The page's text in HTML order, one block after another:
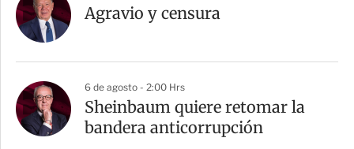
Agravio y censura
6 de agosto - 2:00 Hrs
Sheinbaum quiere retomar la
bandera anticorrupción